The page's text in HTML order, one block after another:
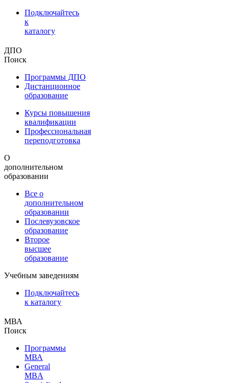
Подключайтесь
к
каталогу
ДПО
Поиск
Программы ДПО
Дистанционное
образование
Курсы повышения
квалификации
Профессиональная
переподготовка
О
дополнительном
образовании
Все о
дополнительном
образовании
Послевузовское
образование
Второе
высшее
образование
Учебным заведениям
Подключайтесь
к каталогу
МВА
Поиск
Программы
МВА
General
MBA